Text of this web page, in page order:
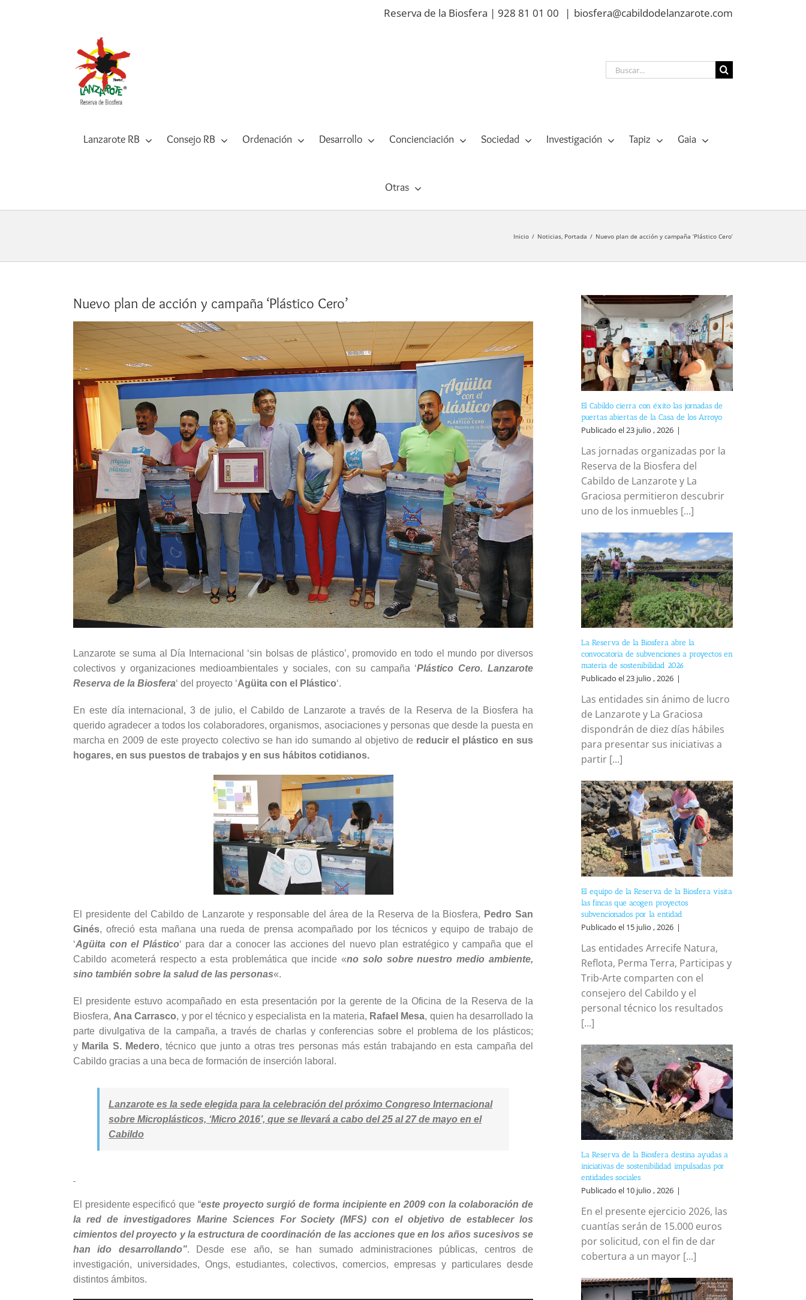
Reserva de la Biosfera | 928 81 01 00 | biosfera@cabildodelanzarote.com
Buscar:
Lanzarote RB Consejo RB Ordenación Desarrollo Concienciación Sociedad Investigación Tapiz Gaia
Otras
Inicio Noticias Portada Nuevo plan de acción y campaña ‘Plástico Cero’
Nuevo plan de acción y campaña ‘Plástico Cero’
Ver
imagen
más
grande
Lanzarote se suma al Día Internacional ‘sin bolsas de plástico’, promovido en todo el mundo por diversos
colectivos y organizaciones medioambientales y sociales, con su campaña ‘Plástico Cero. Lanzarote
Reserva de la Biosfera‘ del proyecto ‘Agüita con el Plástico‘.
En este día internacional, 3 de julio, el Cabildo de Lanzarote a través de la Reserva de la Biosfera ha
querido agradecer a todos los colaboradores, organismos, asociaciones y personas que desde la puesta en
marcha en 2009 de este proyecto colectivo se han ido sumando al objetivo de reducir el plástico en sus
hogares, en sus puestos de trabajos y en sus hábitos cotidianos.
El presidente del Cabildo de Lanzarote y responsable del área de la Reserva de la Biosfera, Pedro San
Ginés, ofreció esta mañana una rueda de prensa acompañado por los técnicos y equipo de trabajo de
‘Agüita con el Plástico‘ para dar a conocer las acciones del nuevo plan estratégico y campaña que el
Cabildo acometerá respecto a esta problemática que incide «no solo sobre nuestro medio ambiente,
sino también sobre la salud de las personas«.
El presidente estuvo acompañado en esta presentación por la gerente de la Oficina de la Reserva de la
Biosfera, Ana Carrasco, y por el técnico y especialista en la materia, Rafael Mesa, quien ha desarrollado la
parte divulgativa de la campaña, a través de charlas y conferencias sobre el problema de los plásticos;
y Marila S. Medero, técnico que junto a otras tres personas más están trabajando en esta campaña del
Cabildo gracias a una beca de formación de inserción laboral.
Lanzarote es la sede elegida para la celebración del próximo Congreso Internacional
sobre Microplásticos, ‘Micro 2016’, que se llevará a cabo del 25 al 27 de mayo en el
Cabildo
El presidente especificó que “este proyecto surgió de forma incipiente en 2009 con la colaboración de
la red de investigadores Marine Sciences For Society (MFS) con el objetivo de establecer los
cimientos del proyecto y la estructura de coordinación de las acciones que en los años sucesivos se
han ido desarrollando”. Desde ese año, se han sumado administraciones públicas, centros de
investigación, universidades, Ongs, estudiantes, colectivos, comercios, empresas y particulares desde
distintos ámbitos.
El Cabildo cierra con éxito las jornadas de
puertas abiertas de la Casa de los Arroyo
Publicado el 23 julio , 2026 |
Las jornadas organizadas por la
Reserva de la Biosfera del
Cabildo de Lanzarote y La
Graciosa permitieron descubrir
uno de los inmuebles [...]
La Reserva de la Biosfera abre la
convocatoria de subvenciones a proyectos en
materia de sostenibilidad 2026
Publicado el 23 julio , 2026 |
Las entidades sin ánimo de lucro
de Lanzarote y La Graciosa
dispondrán de diez días hábiles
para presentar sus iniciativas a
partir [...]
El equipo de la Reserva de la Biosfera visita
las fincas que acogen proyectos
subvencionados por la entidad
Publicado el 15 julio , 2026 |
Las entidades Arrecife Natura,
Reflota, Perma Terra, Participas y
Trib-Arte comparten con el
consejero del Cabildo y el
personal técnico los resultados
[...]
La Reserva de la Biosfera destina ayudas a
iniciativas de sostenibilidad impulsadas por
entidades sociales
Publicado el 10 julio , 2026 |
En el presente ejercicio 2026, las
cuantías serán de 15.000 euros
por solicitud, con el fin de dar
cobertura a un mayor [...]